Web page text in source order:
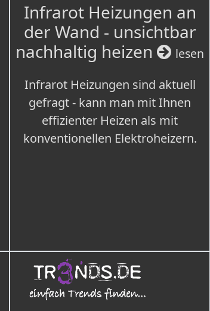
Infrarot Heizungen an
der Wand - unsichtbar
nachhaltig heizen
lesen
Infrarot Heizungen sind aktuell
gefragt - kann man mit Ihnen
effizienter Heizen als mit
konventionellen Elektroheizern.